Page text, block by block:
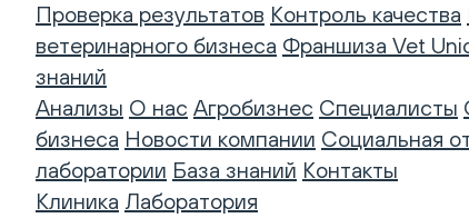
Проверка результатов Контроль качества
ветеринарного бизнеса Франшиза Vet
знаний
Анализы О нас Агробизнес Специалисты
бизнеса Новости компании Социальная
лаборатории База знаний Контакты
Клиника Лаборатория